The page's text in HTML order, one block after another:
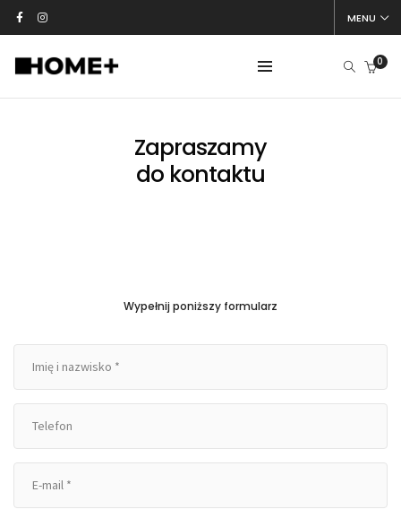
MENU
0
Zapraszamy
do kontaktu
Wypełnij poniższy formularz